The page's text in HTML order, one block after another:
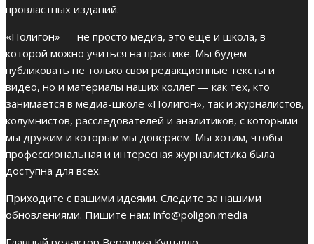
провластных изданий.
«Полигон» — не просто медиа, это еще и школа, в
которой можно учиться на практике. Мы будем
публиковать не только свои редакционные тексты и
видео, но и материалы наших коллег — как тех, кто
занимается в медиа-школе «Полигон», так и журналистов,
колумнистов, расследователей и аналитиков, с которыми
мы дружим и которым мы доверяем. Мы хотим, чтобы
профессиональная и интересная журналистика была
доступна для всех.
Приходите с вашими идеями. Следите за нашими
обновлениями. Пишите нам: info@poligon.media